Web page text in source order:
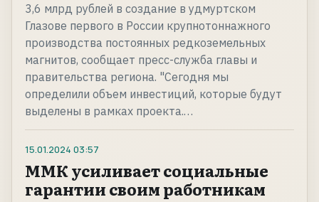
3,6 млрд рублей в создание в удмуртском
Глазове первого в России крупнотоннажного
производства постоянных редкоземельных
магнитов, сообщает пресс-служба главы и
правительства региона. "Сегодня мы
определили объем инвестиций, которые будут
выделены в рамках проекта.…
15.01.2024 03:57
ММК усиливает социальные
гарантии своим работникам